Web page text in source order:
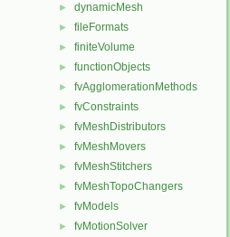
► dynamicMesh
► fileFormats
► finiteVolume
► functionObjects
► fvAgglomerationMethods
► fvConstraints
► fvMeshDistributors
► fvMeshMovers
► fvMeshStitchers
► fvMeshTopoChangers
► fvModels
► fvMotionSolver